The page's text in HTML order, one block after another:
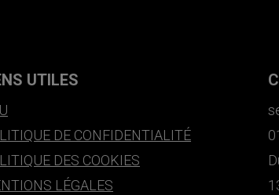
UTILES
DE CONFIDENTIALITÉ
DES COOKIES
LÉGALES